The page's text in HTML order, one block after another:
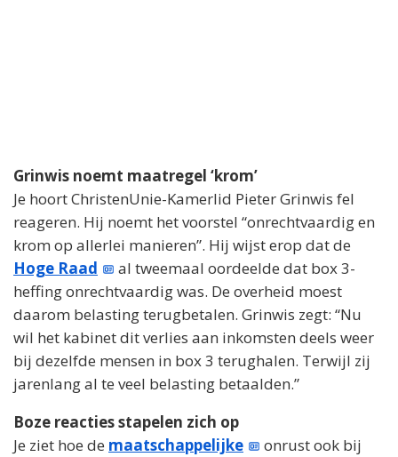
Grinwis noemt maatregel ‘krom’
Je hoort ChristenUnie-Kamerlid Pieter Grinwis fel
reageren. Hij noemt het voorstel “onrechtvaardig en
krom op allerlei manieren”. Hij wijst erop dat de
Hoge Raad
al tweemaal oordeelde dat box 3-
heffing onrechtvaardig was. De overheid moest
daarom belasting terugbetalen. Grinwis zegt: “Nu
wil het kabinet dit verlies aan inkomsten deels weer
bij dezelfde mensen in box 3 terughalen. Terwijl zij
jarenlang al te veel belasting betaalden.”
Boze reacties stapelen zich op
Je ziet hoe de maatschappelijke
onrust ook bij